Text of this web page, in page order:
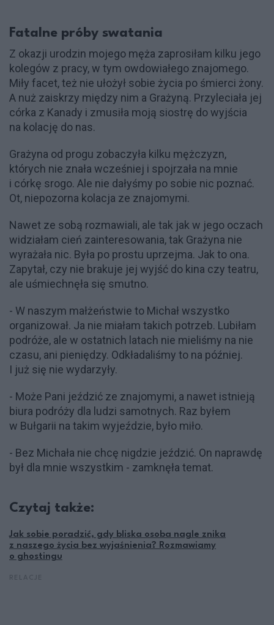
Fatalne próby swatania
Z okazji urodzin mojego męża zaprosiłam kilku jego
kolegów z pracy, w tym owdowiałego znajomego.
Miły facet, też nie ułożył sobie życia po śmierci żony.
A nuż zaiskrzy między nim a Grażyną. Przyleciała jej
córka z Kanady i zmusiła moją siostrę do wyjścia
na kolację do nas.
Grażyna od progu zobaczyła kilku mężczyzn,
których nie znała wcześniej i spojrzała na mnie
i córkę srogo. Ale nie dałyśmy po sobie nic poznać.
Ot, niepozorna kolacja ze znajomymi.
Nawet ze sobą rozmawiali, ale tak jak w jego oczach
widziałam cień zainteresowania, tak Grażyna nie
wyrażała nic. Była po prostu uprzejma. Jak to ona.
Zapytał, czy nie brakuje jej wyjść do kina czy teatru,
ale uśmiechnęła się smutno.
- W naszym małżeństwie to Michał wszystko
organizował. Ja nie miałam takich potrzeb. Lubiłam
podróże, ale w ostatnich latach nie mieliśmy na nie
czasu, ani pieniędzy. Odkładaliśmy to na później.
I już się nie wydarzyły.
- Może Pani jeździć ze znajomymi, a nawet istnieją
biura podróży dla ludzi samotnych. Raz byłem
w Bułgarii na takim wyjeździe, było miło.
- Bez Michała nie chcę nigdzie jeździć. On naprawdę
był dla mnie wszystkim - zamknęła temat.
Czytaj także:
Jak sobie poradzić, gdy bliska osoba nagle znika
z naszego życia bez wyjaśnienia? Rozmawiamy
o ghostingu